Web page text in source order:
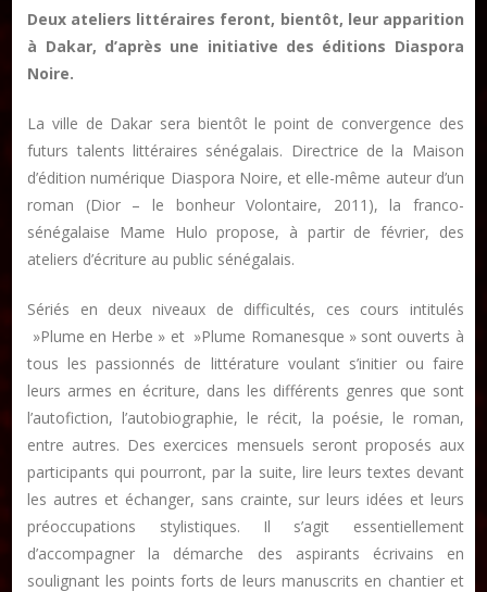
Collections
Publier un article
Les ateliers d’écriture littéraire
Formation en Édition Numérique
Deux ateliers littéraires feront, bientôt, leur apparition
à Dakar, d’après une initiative des éditions Diaspora
Noire.
La ville de Dakar sera bientôt le point de convergence des
futurs talents littéraires sénégalais. Directrice de la Maison
d’édition numérique Diaspora Noire, et elle-même auteur d’un
roman (Dior – le bonheur Volontaire, 2011), la franco-
sénégalaise Mame Hulo propose, à partir de février, des
ateliers d’écriture au public sénégalais.
Sériés en deux niveaux de difficultés, ces cours intitulés
»Plume en Herbe » et »Plume Romanesque » sont ouverts à
tous les passionnés de littérature voulant s’initier ou faire
leurs armes en écriture, dans les différents genres que sont
l’autofiction, l’autobiographie, le récit, la poésie, le roman,
entre autres. Des exercices mensuels seront proposés aux
participants qui pourront, par la suite, lire leurs textes devant
les autres et échanger, sans crainte, sur leurs idées et leurs
préoccupations stylistiques. Il s’agit essentiellement
d’accompagner la démarche des aspirants écrivains en
soulignant les points forts de leurs manuscrits en chantier et